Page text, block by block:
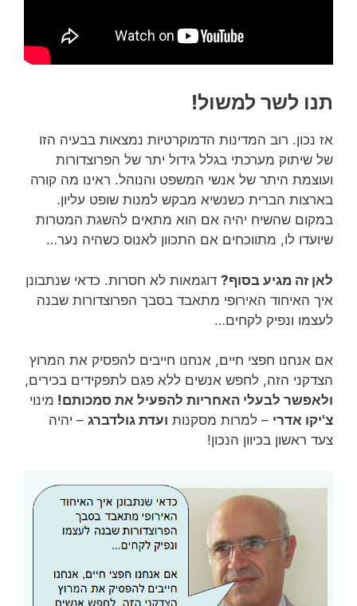
תנו לשר למשול!
אז נכון. רוב המדינות הדמוקרטיות נמצאות בבעיה הזו
של שיתוק מערכתי בגלל גידול יתר של הפרוצדורות
ועוצמת היתר של אנשי המשפט והנוהל. ראינו מה קורה
בארצות הברית כשנשיא מבקש למנות שופט עליון.
במקום שהשיח יהיה אם הוא מתאים להשגת המטרות
שיועדו לו, מתווכחים אם התכוון לאנוס כשהיה נער…
לאן זה מגיע בסוף? דוגמאות לא חסרות. כדאי שנתבונן
איך האיחוד האירופי מתאבד בסבך הפרוצדורות שבנה
לעצמו ונפיק לקחים…
אם אנחנו חפצי חיים, אנחנו חייבים להפסיק את המרוץ
הצדקני הזה, לחפש אנשים ללא פגם לתפקידים בכירים,
ולאפשר לבעלי האחריות להפעיל את סמכותם! מינוי
צ'יקו אדרי – למרות מסקנות ועדת גולדברג – יהיה
צעד ראשון בכיוון הנכון!